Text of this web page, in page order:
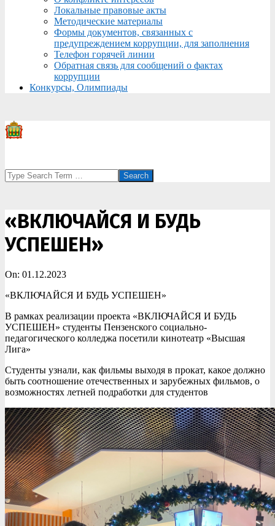
Локальные правовые акты
Методические материалы
Формы документов, связанных с
предупреждением коррупции, для заполнения
Телефон горячей линии
Обратная связь для сообщений о фактах
коррупции
Конкурсы, Олимпиады
Search
«ВКЛЮЧАЙСЯ И БУДЬ
УСПЕШЕН»
On: 01.12.2023
«ВКЛЮЧАЙСЯ И БУДЬ УСПЕШЕН»
В рамках реализации проекта «ВКЛЮЧАЙСЯ И БУДЬ
УСПЕШЕН» студенты Пензенского социально-
педагогического колледжа посетили кинотеатр «Высшая
Лига»
Студенты узнали, как фильмы выходя в прокат, какое должно
быть соотношение отечественных и зарубежных фильмов, о
возможностях летней подработки для студентов